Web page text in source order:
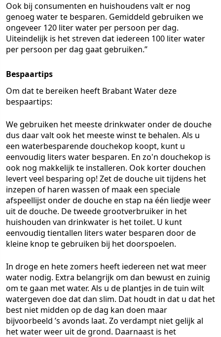
Ook bij consumenten en huishoudens valt er nog
genoeg water te besparen. Gemiddeld gebruiken we
ongeveer 120 liter water per persoon per dag.
Uiteindelijk is het streven dat iedereen 100 liter water
per persoon per dag gaat gebruiken.”
Bespaartips
Om dat te bereiken heeft Brabant Water deze
bespaartips:
We gebruiken het meeste drinkwater onder de douche
dus daar valt ook het meeste winst te behalen. Als u
een waterbesparende douchekop koopt, kunt u
eenvoudig liters water besparen. En zo'n douchekop is
ook nog makkelijk te installeren. Ook korter douchen
levert veel besparing op! Zet de douche uit tijdens het
inzepen of haren wassen of maak een speciale
afspeellijst onder de douche en stap na één liedje weer
uit de douche. De tweede grootverbruiker in het
huishouden van drinkwater is het toilet. U kunt
eenvoudig tientallen liters water besparen door de
kleine knop te gebruiken bij het doorspoelen.
In droge en hete zomers heeft iedereen net wat meer
water nodig. Extra belangrijk om dan bewust en zuinig
om te gaan met water. Als u de plantjes in de tuin wilt
watergeven doe dat dan slim. Dat houdt in dat u dat het
best niet midden op de dag kan doen maar
bijvoorbeeld ’s avonds laat. Zo verdampt niet gelijk al
het water weer uit de grond. Daarnaast is het